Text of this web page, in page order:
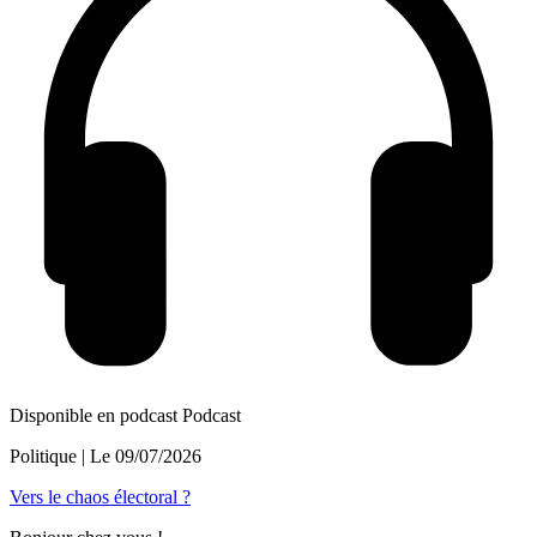
Disponible en podcast Podcast
Politique | Le 09/07/2026
Vers le chaos électoral ?